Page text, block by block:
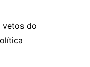
vetos do